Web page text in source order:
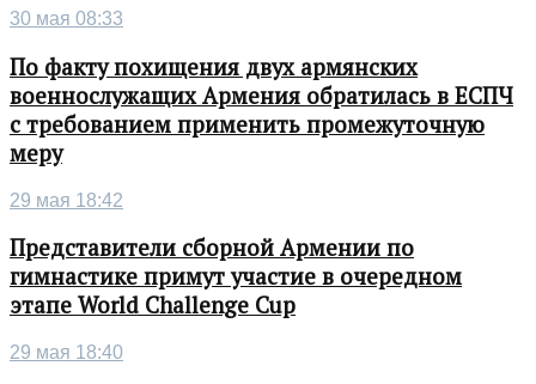
30 мая 08:33
По факту похищения двух армянских
военнослужащих Армения обратилась в ЕСПЧ
с требованием применить промежуточную
меру
29 мая 18:42
Представители сборной Армении по
гимнастике примут участие в очередном
этапе World Challenge Cup
29 мая 18:40